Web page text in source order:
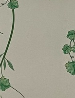
.00$/m²